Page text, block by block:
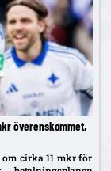
överenskommet,
om cirka 11 mkr för